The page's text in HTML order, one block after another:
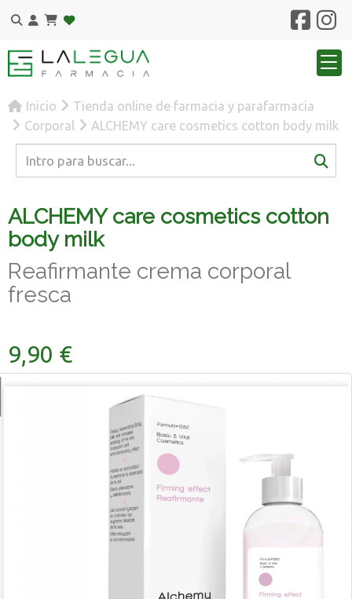
Inicio
Tienda online de farmacia y parafarmacia
Corporal
ALCHEMY care cosmetics cotton body milk
ALCHEMY care cosmetics cotton
body milk
Reafirmante crema corporal
fresca
9,90 €